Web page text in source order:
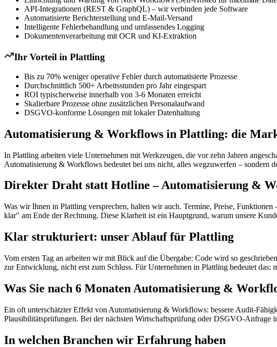
API-Integrationen (REST & GraphQL) – wir verbinden jede Software
Automatisierte Berichterstellung und E-Mail-Versand
Intelligente Fehlerbehandlung und umfassendes Logging
Dokumentenverarbeitung mit OCR und KI-Extraktion
Ihr Vorteil in Plattling
Bis zu 70% weniger operative Fehler durch automatisierte Prozesse
Durchschnittlich 500+ Arbeitsstunden pro Jahr eingespart
ROI typischerweise innerhalb von 3-6 Monaten erreicht
Skalierbare Prozesse ohne zusätzlichen Personalaufwand
DSGVO-konforme Lösungen mit lokaler Datenhaltung
Automatisierung & Workflows in Plattling: die
In Plattling arbeiten viele Unternehmen mit Werkzeugen, die vor zehn Jahren
Automatisierung & Workflows bedeutet bei uns nicht, alles wegzuwerfen – sondern
Direkter Draht statt Hotline – Automatisierung &
Was wir Ihnen in Plattling versprechen, halten wir auch. Termine, Preise,
klar" am Ende der Rechnung. Diese Klarheit ist ein Hauptgrund, warum unsere
Klar strukturiert: unser Ablauf für Plattling
Vom ersten Tag an arbeiten wir mit Blick auf die Übergabe: Code wird so
zur Entwicklung, nicht erst zum Schluss. Für Unternehmen in Plattling bedeutet
Was Sie nach 6 Monaten Automatisierung &
Ein oft unterschätzter Effekt von Automatisierung & Workflows: bessere Audit-
Plausibilitätsprüfungen. Bei der nächsten Wirtschaftsprüfung oder DSGVO-Anfrage
In welchen Branchen wir Erfahrung haben